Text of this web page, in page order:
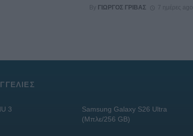
By ΓΙΏΡΓΟΣ ΓΡΊΒΑΣ 7 ημέρες ago
3
Samsung Galaxy S26 Ultra
(Μπλε/256 GB)